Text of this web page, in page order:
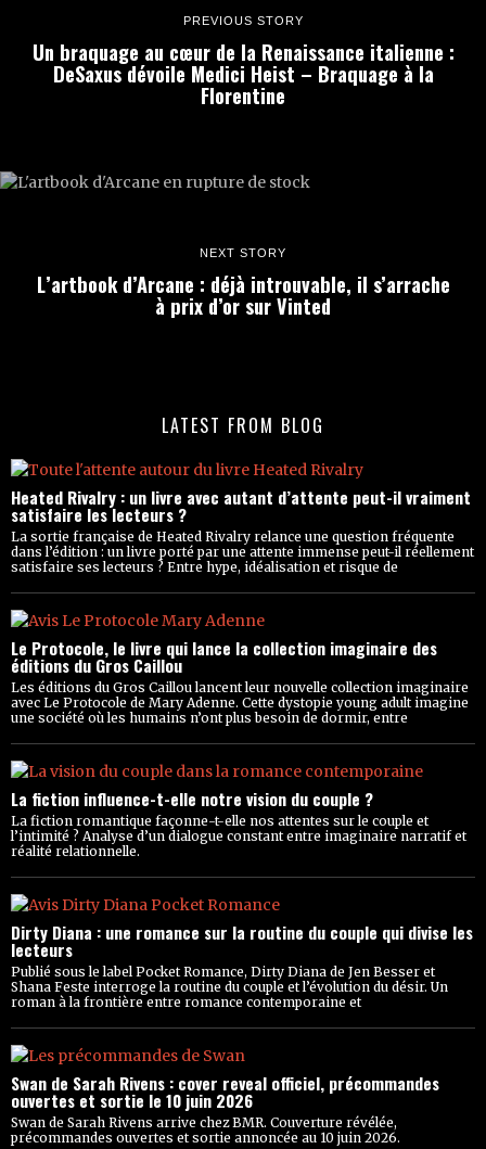
PREVIOUS STORY
Un braquage au cœur de la Renaissance italienne :
DeSaxus dévoile Medici Heist – Braquage à la
Florentine
NEXT STORY
L’artbook d’Arcane : déjà introuvable, il s’arrache
à prix d’or sur Vinted
LATEST FROM BLOG
Heated Rivalry : un livre avec autant d’attente peut-il vraiment
satisfaire les lecteurs ?
La sortie française de Heated Rivalry relance une question fréquente
dans l’édition : un livre porté par une attente immense peut-il réellement
satisfaire ses lecteurs ? Entre hype, idéalisation et risque de
Le Protocole, le livre qui lance la collection imaginaire des
éditions du Gros Caillou
Les éditions du Gros Caillou lancent leur nouvelle collection imaginaire
avec Le Protocole de Mary Adenne. Cette dystopie young adult imagine
une société où les humains n’ont plus besoin de dormir, entre
La fiction influence-t-elle notre vision du couple ?
La fiction romantique façonne-t-elle nos attentes sur le couple et
l’intimité ? Analyse d’un dialogue constant entre imaginaire narratif et
réalité relationnelle.
Dirty Diana : une romance sur la routine du couple qui divise les
lecteurs
Publié sous le label Pocket Romance, Dirty Diana de Jen Besser et
Shana Feste interroge la routine du couple et l’évolution du désir. Un
roman à la frontière entre romance contemporaine et
Swan de Sarah Rivens : cover reveal officiel, précommandes
ouvertes et sortie le 10 juin 2026
Swan de Sarah Rivens arrive chez BMR. Couverture révélée,
précommandes ouvertes et sortie annoncée au 10 juin 2026.